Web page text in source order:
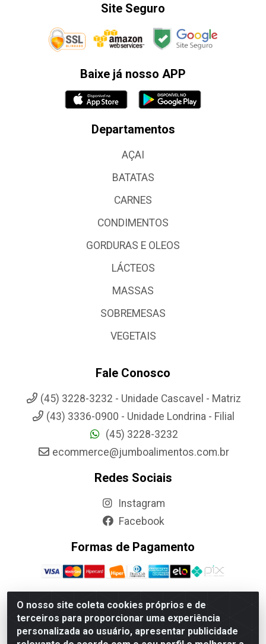
O nosso site coleta cookies próprios e de
terceiros para proporcionar uma experiência
personalizada ao usuário, apresentar publicidade
Site Seguro
Baixe já nosso APP
Departamentos
AÇAI
BATATAS
CARNES
CONDIMENTOS
GORDURAS E OLEOS
LÁCTEOS
MASSAS
SOBREMESAS
VEGETAIS
Fale Conosco
(45) 3228-3232 - Unidade Cascavel - Matriz
(43) 3336-0900 - Unidade Londrina - Filial
(45) 3228-3232
ecommerce@jumboalimentos.com.br
Redes Sociais
Instagram
Facebook
Formas de Pagamento
Jumbo Alimentos Cascavel - Matriz - Rua Itatiba Do Sul, 161 -
Santos Dumont, Cascavel-PR - CEP 85804-700- CNPJ